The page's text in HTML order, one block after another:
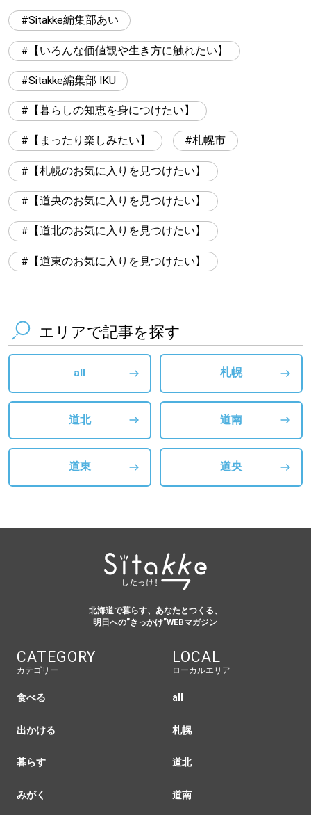
Sitakke編集部あい
【いろんな価値観や生き方に触れたい】
Sitakke編集部 IKU
【暮らしの知恵を身につけたい】
【まったり楽しみたい】 札幌市
【札幌のお気に入りを見つけたい】
【道央のお気に入りを見つけたい】
【道北のお気に入りを見つけたい】
【道東のお気に入りを見つけたい】
エリアで記事を探す
all 札幌
道北 道南
道東 道央
北海道で暮らす、あなたとつくる、
明日への”きっかけ”WEBマガジン
CATEGORY
カテゴリー
食べる
出かける
暮らす
みがく
LOCAL
ローカルエリア
all
札幌
道北
道南